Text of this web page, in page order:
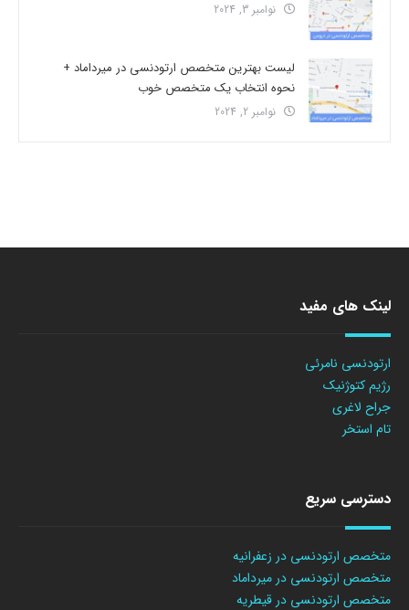
نوامبر 3, 2024
لیست بهترین متخصص ارتودنسی در میرداماد +
نحوه انتخاب یک متخصص خوب
نوامبر 2, 2024
لینک های مفید
ارتودنسی نامرئی
رژیم کتوژنیک
جراح لاغری
تام استخر
دسترسی سریع
متخصص ارتودنسی در زعفرانیه
متخصص ارتودنسی در میرداماد
متخصص ارتودنسی در قیطریه